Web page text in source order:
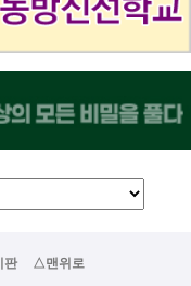
판 △맨위로